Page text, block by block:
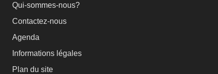
Qui-sommes-nous?
Contactez-nous
Agenda
Informations légales
Plan du site